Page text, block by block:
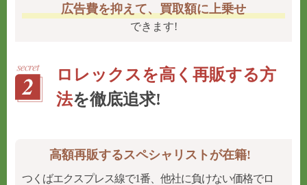
広告費を抑えて、買取額に上乗せ
できます!
ロレックスを高く再販する方
法を徹底追求!
高額再販するスペシャリストが在籍!
つくばエクスプレス線で1番、他社に負けない価格でロ